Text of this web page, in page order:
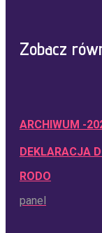
Zobacz
ARCHIWUM -
DEKLARACJA
RODO
panel